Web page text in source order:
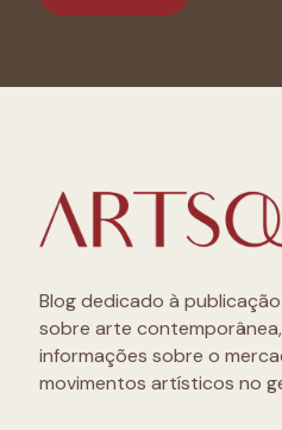
Blog dedicado à
sobre arte
informações sobre o
movimentos artísticos no